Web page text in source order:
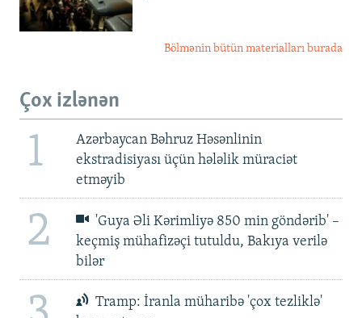
Bölmənin bütün materialları burada
Çox izlənən
1
Azərbaycan Bəhruz Həsənlinin
ekstradisiyası üçün hələlik müraciət
etməyib
2
'Guya Əli Kərimliyə 850 min göndərib' –
keçmiş mühafizəçi tutuldu, Bakıya verilə
bilər
Tramp: İranla müharibə 'çox tezliklə'